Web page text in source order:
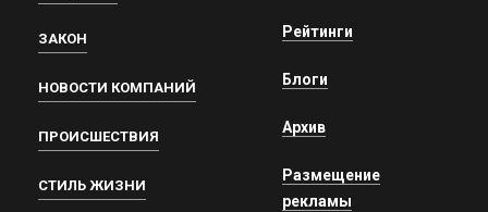
ЗАКОН
НОВОСТИ КОМПАНИЙ
ПРОИСШЕСТВИЯ
СТИЛЬ ЖИЗНИ
Рейтинги
Блоги
Архив
Размещение
рекламы